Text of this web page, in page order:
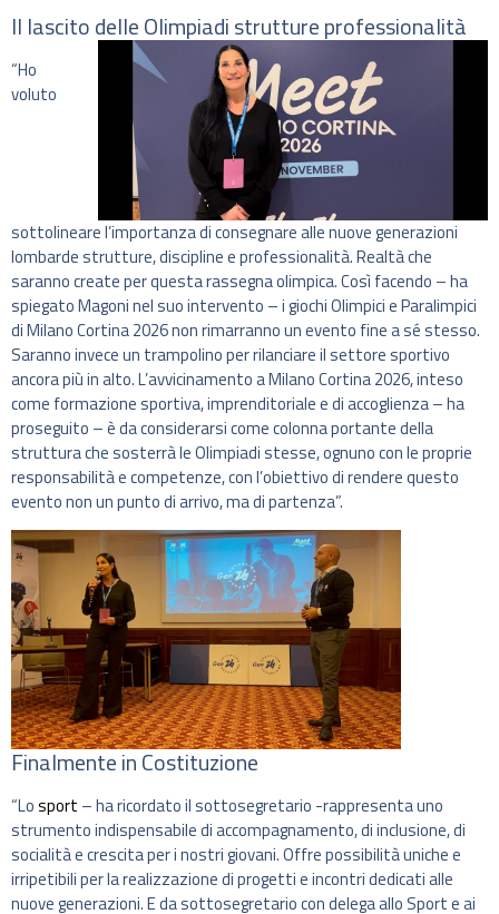
Il lascito delle Olimpiadi strutture professionalità
“Ho
voluto
sottolineare l’importanza di consegnare alle nuove generazioni
lombarde strutture, discipline e professionalità. Realtà che
saranno create per questa rassegna olimpica. Così facendo – ha
spiegato Magoni nel suo intervento – i giochi Olimpici e Paralimpici
di Milano Cortina 2026 non rimarranno un evento fine a sé stesso.
Saranno invece un trampolino per rilanciare il settore sportivo
ancora più in alto. L’avvicinamento a Milano Cortina 2026, inteso
come formazione sportiva, imprenditoriale e di accoglienza – ha
proseguito – è da considerarsi come colonna portante della
struttura che sosterrà le Olimpiadi stesse, ognuno con le proprie
responsabilità e competenze, con l’obiettivo di rendere questo
evento non un punto di arrivo, ma di partenza”.
Finalmente in Costituzione
“Losport – ha ricordato il sottosegretario -rappresenta uno
strumento indispensabile di accompagnamento, di inclusione, di
socialità e crescita per i nostri giovani. Offre possibilità uniche e
irripetibili per la realizzazione di progetti e incontri dedicati alle
nuove generazioni. E da sottosegretario con delega allo Sport e ai